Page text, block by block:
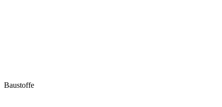
Baustoffe